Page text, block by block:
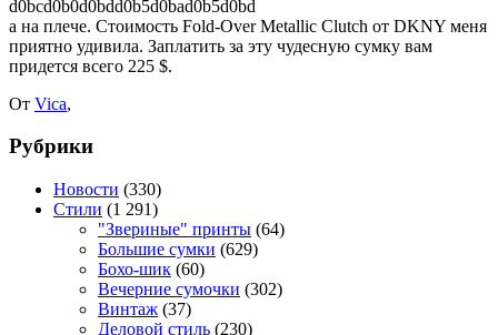
а на плече. Стоимость Fold-Over Metallic Clutch от DKNY меня
приятно удивила. Заплатить за эту чудесную сумку вам
придется всего 225 $.
От Vica,
Рубрики
Новости (330)
Стили (1 291)
"Звериные" принты (64)
Большие сумки (629)
Бохо-шик (60)
Вечерние сумочки (302)
Винтаж (37)
Деловой стиль (230)